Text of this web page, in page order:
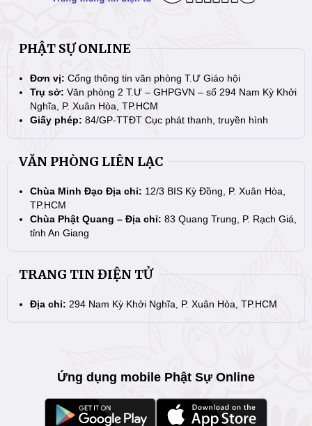
PHẬT SỰ ONLINE
Đơn vị: Cổng thông tin văn phòng T.Ư Giáo hội
Trụ sở: Văn phòng 2 T.Ư – GHPGVN – số 294 Nam Kỳ Khởi
Nghĩa, P. Xuân Hòa, TP.HCM
Giấy phép: 84/GP-TTĐT Cục phát thanh, truyền hình
VĂN PHÒNG LIÊN LẠC
Chùa Minh Đạo Địa chỉ: 12/3 BIS Kỳ Đồng, P. Xuân Hòa,
TP.HCM
Chùa Phật Quang – Địa chỉ: 83 Quang Trung, P. Rạch Giá,
tỉnh An Giang
TRANG TIN ĐIỆN TỬ
Địa chỉ: 294 Nam Kỳ Khởi Nghĩa, P. Xuân Hòa, TP.HCM
Ứng dụng mobile Phật Sự Online